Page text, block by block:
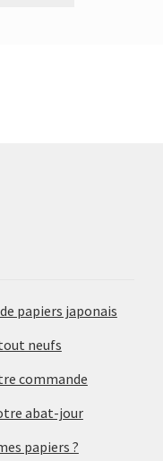
papiers japonais
neufs
commande
abat-jour
papiers ?